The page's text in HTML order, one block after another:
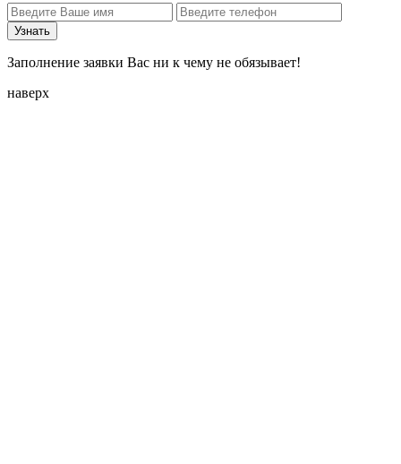
Узнать
Заполнение заявки Вас ни к чему не обязывает!
наверх